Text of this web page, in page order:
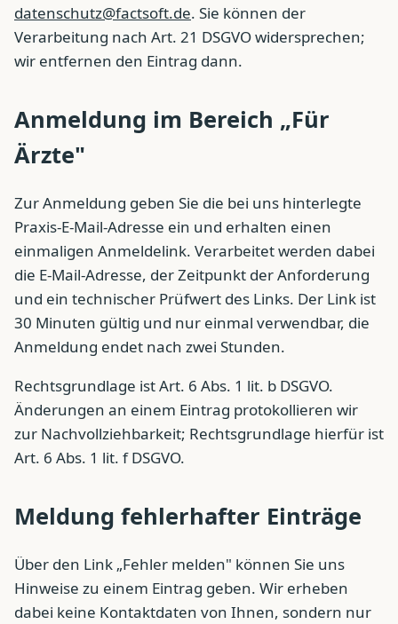
datenschutz@factsoft.de. Sie können der
Verarbeitung nach Art. 21 DSGVO widersprechen;
wir entfernen den Eintrag dann.
Anmeldung im Bereich „Für
Ärzte"
Zur Anmeldung geben Sie die bei uns hinterlegte
Praxis-E-Mail-Adresse ein und erhalten einen
einmaligen Anmeldelink. Verarbeitet werden dabei
die E-Mail-Adresse, der Zeitpunkt der Anforderung
und ein technischer Prüfwert des Links. Der Link ist
30 Minuten gültig und nur einmal verwendbar, die
Anmeldung endet nach zwei Stunden.
Rechtsgrundlage ist Art. 6 Abs. 1 lit. b DSGVO.
Änderungen an einem Eintrag protokollieren wir
zur Nachvollziehbarkeit; Rechtsgrundlage hierfür ist
Art. 6 Abs. 1 lit. f DSGVO.
Meldung fehlerhafter Einträge
Über den Link „Fehler melden" können Sie uns
Hinweise zu einem Eintrag geben. Wir erheben
dabei keine Kontaktdaten von Ihnen, sondern nur